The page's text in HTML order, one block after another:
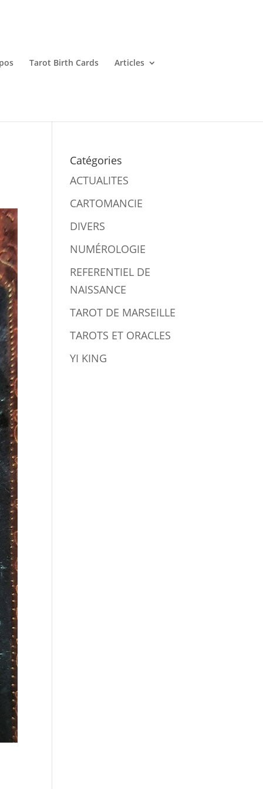
Tarot Birth Cards Articles
Catégories
ACTUALITES
CARTOMANCIE
DIVERS
NUMÉROLOGIE
REFERENTIEL DE
NAISSANCE
TAROT DE MARSEILLE
TAROTS ET ORACLES
YI KING